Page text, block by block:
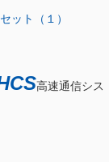
ット（１）
高速通信シス